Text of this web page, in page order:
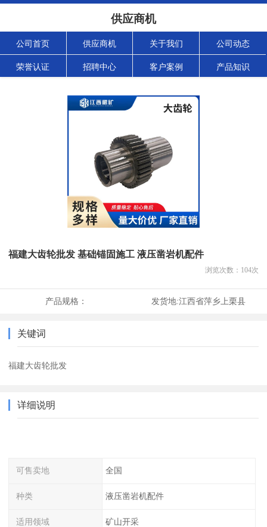
供应商机
公司首页 供应商机 关于我们 公司动态
荣誉认证 招聘中心 客户案例 产品知识
福建大齿轮批发 基础锚固施工 液压凿岩机配件
浏览次数： 104次
产品规格： 发货地:江西省萍乡上栗县
关键词
福建大齿轮批发
详细说明
可售卖地 全国
种类 液压凿岩机配件
适用领域 矿山开采